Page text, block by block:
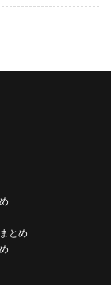
とめ